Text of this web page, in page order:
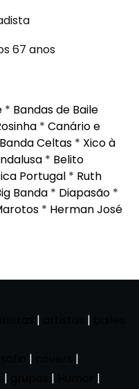
67 anos
* Bandas de Baile
* Canário e
Banda Celtas * Xico à
* Belito
Portugal * Ruth
Banda * Diapasão *
* Herman José
| |
|
|
| |
|